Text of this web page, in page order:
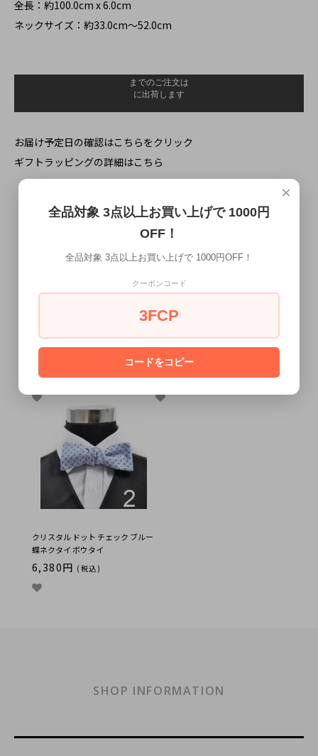
全長：約100.0cm x 6.0cm
ネックサイズ：約33.0cm～52.0cm
お届け予定日の確認はこちらをクリック
ギフトラッピングの詳細はこちら
トリプル ストライプ ラベンダー リ
バーシブル 蝶ネクタイ ボウタイ
3,630円 (税込)
パープル スティッチ チェック蝶ネ
クタイ ボウタイ
3,190円 (税込)
クリスタル ドット チェック ブルー
蝶ネクタイ ボウタイ
6,380円 (税込)
SHOP INFORMATION
×
全品対象 3点以上お買い上げで 1000円
OFF！
全品対象 3点以上お買い上げで 1000円OFF！
クーポンコード
3FCP
コードをコピー